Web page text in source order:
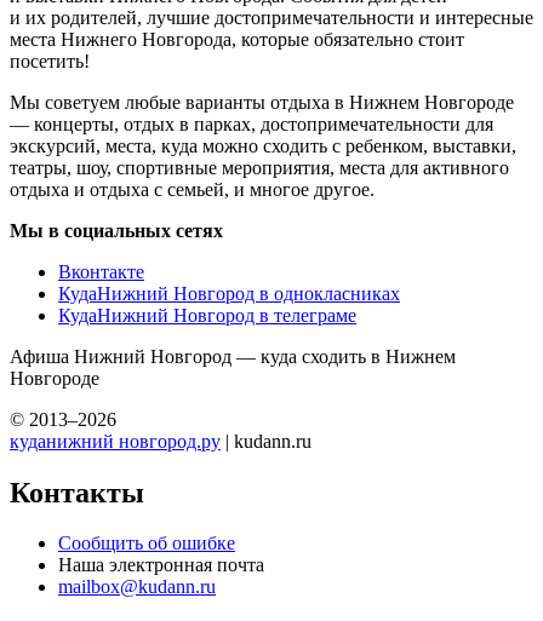
и их родителей, лучшие достопримечательности и интересные
места Нижнего Новгорода, которые обязательно стоит
посетить!
Мы советуем любые варианты отдыха в Нижнем Новгороде
— концерты, отдых в парках, достопримечательности для
экскурсий, места, куда можно сходить с ребенком, выставки,
театры, шоу, спортивные мероприятия, места для активного
отдыха и отдыха с семьей, и многое другое.
Мы в социальных сетях
Вконтакте
КудаНижний Новгород в однокласниках
КудаНижний Новгород в телеграме
Афиша Нижний Новгород — куда сходить в Нижнем
Новгороде
© 2013–2026
куданижний новгород.ру | kudann.ru
Контакты
Сообщить об ошибке
Наша электронная почта
mailbox@kudann.ru